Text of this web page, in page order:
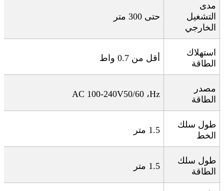
مدى
التشغيل
الخارجي
حتى 300 متر
استهلاك
الطاقة
أقل من 0.7 واط
مصدر
الطاقة
AC 100-240V ، 50/60Hz
طول سلك
الخط
1.5 متر
طول سلك
الطاقة
1.5 متر